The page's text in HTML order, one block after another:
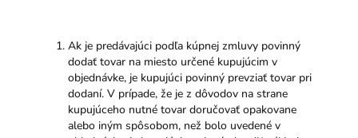
Ak je predávajúci podľa kúpnej zmluvy povinný
dodať tovar na miesto určené kupujúcim v
objednávke, je kupujúci povinný prevziať tovar pri
dodaní. V prípade, že je z dôvodov na strane
kupujúceho nutné tovar doručovať opakovane
alebo iným spôsobom, než bolo uvedené v